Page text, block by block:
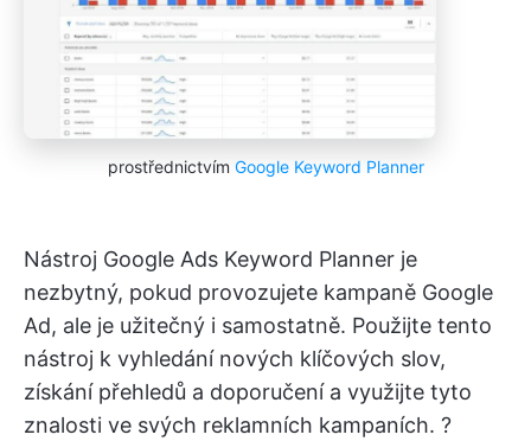
prostřednictvím Google Keyword Planner
Nástroj Google Ads Keyword Planner je
nezbytný, pokud provozujete kampaně Google
Ad, ale je užitečný i samostatně. Použijte tento
nástroj k vyhledání nových klíčových slov,
získání přehledů a doporučení a využijte tyto
znalosti ve svých reklamních kampaních. ?